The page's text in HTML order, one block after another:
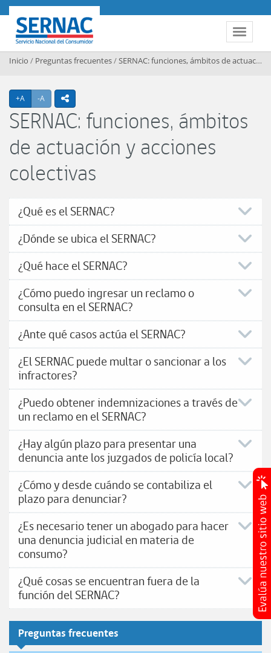
Contenido principal
Toggle
SERNAC
Inicio / Preguntas frecuentes/SERNAC: funciones, ámbitos de actuación y acciones colectivas
+A Agrandar texto
-A Achicar textoicono compartir
SERNAC: funciones, ámbitos
de actuación y acciones
colectivas
¿Qué es el SERNAC?
¿Dónde se ubica el SERNAC?
¿Qué hace el SERNAC?
¿Cómo puedo ingresar un reclamo o
consulta en el SERNAC?
¿Ante qué casos actúa el SERNAC?
¿El SERNAC puede multar o sancionar a los
infractores?
¿Puedo obtener indemnizaciones a través de
un reclamo en el SERNAC?
¿Hay algún plazo para presentar una
denuncia ante los juzgados de policía local?
¿Cómo y desde cuándo se contabiliza el
plazo para denunciar?
¿Es necesario tener un abogado para hacer
una denuncia judicial en materia de
consumo?
¿Qué cosas se encuentran fuera de la
función del SERNAC?
Preguntas frecuentes